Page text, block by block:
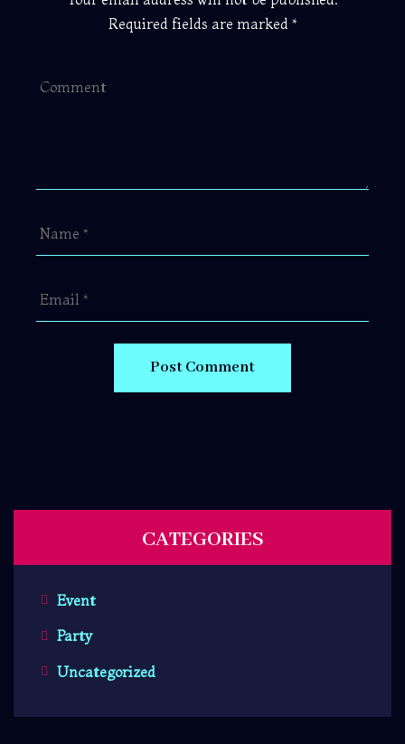
Required fields are marked *
CATEGORIES
Event
Party
Uncategorized